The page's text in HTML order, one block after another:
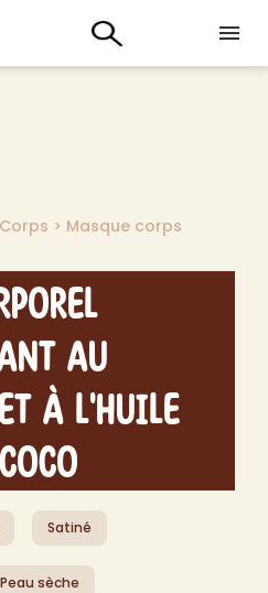
Corps > Masque corps
au
et à l'Huile
Satiné
Peau sèche